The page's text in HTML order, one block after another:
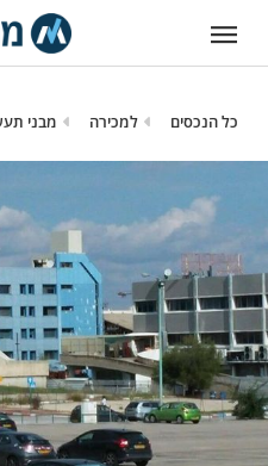
כל הנכסים למכירה מבני